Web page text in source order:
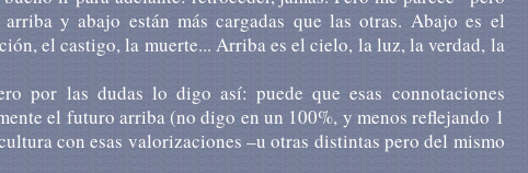
y abajo están más cargadas que las otras. Abajo es el
el castigo, la muerte... Arriba es el cielo, la luz, la verdad, la
por las dudas lo digo así: puede que esas connotaciones
el futuro arriba (no digo en un 100%, y menos reflejando 1
con esas valorizaciones –u otras distintas pero del mismo